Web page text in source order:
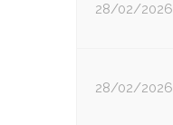
28/02/2026
28/02/2026